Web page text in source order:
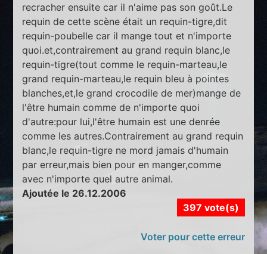
recracher ensuite car il n'aime pas son goût.Le
requin de cette scène était un requin-tigre,dit
requin-poubelle car il mange tout et n'importe
quoi.et,contrairement au grand requin blanc,le
requin-tigre(tout comme le requin-marteau,le
grand requin-marteau,le requin bleu à pointes
blanches,et,le grand crocodile de mer)mange de
l'être humain comme de n'importe quoi
d'autre:pour lui,l'être humain est une denrée
comme les autres.Contrairement au grand requin
blanc,le requin-tigre ne mord jamais d'humain
par erreur,mais bien pour en manger,comme
avec n'importe quel autre animal.
Ajoutée le 26.12.2006
397 vote(s)
Voter pour cette erreur